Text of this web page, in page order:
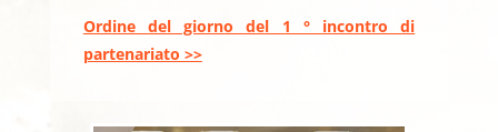
Ordine del giorno del 1 ° incontro di
partenariato >>